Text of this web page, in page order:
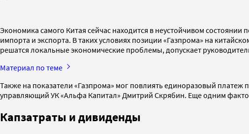
Экономика самого Китая сейчас находится в неустойчивом
импорта и экспорта. В таких условиях позиции «Газпрома» на
решатся локальные экономические проблемы, допускает
Материал по теме
Также на показатели «Газпрома» мог повлиять единоразовый
управляющий УК «Альфа Капитал» Дмитрий Скрябин. Еще одним
Капзатраты и дивиденды